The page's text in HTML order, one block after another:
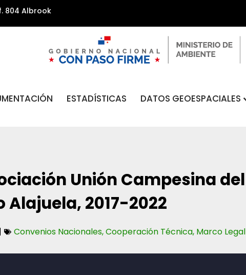
804 Albrook
ESTADÍSTICAS DATOS GEOESPACIALES
Unión Campesina del
Alajuela, 2017-2022
Convenios Nacionales,Cooperación Técnica, Marco Legal